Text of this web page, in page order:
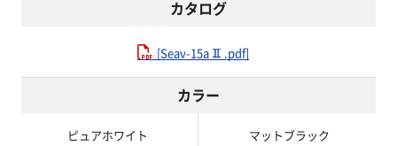
カタログ
[Seav-15aⅡ.pdf]
カラー
ピュアホワイト マットブラック